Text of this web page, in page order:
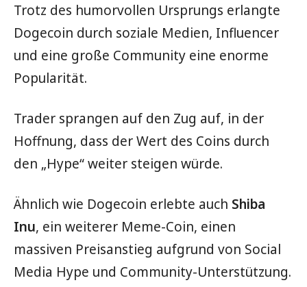
Trotz des humorvollen Ursprungs erlangte
Dogecoin durch soziale Medien, Influencer
und eine große Community eine enorme
Popularität.
Trader sprangen auf den Zug auf, in der
Hoffnung, dass der Wert des Coins durch
den „Hype“ weiter steigen würde.
Ähnlich wie Dogecoin erlebte auch Shiba
Inu, ein weiterer Meme-Coin, einen
massiven Preisanstieg aufgrund von Social
Media Hype und Community-Unterstützung.